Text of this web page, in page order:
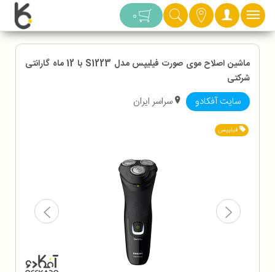
دسته بندی 0
ماشین اصلاح موی صورت فیلیپس مدل S1223 با 12 ماه گارانتی
شرکتی
سایت آفکادو سراسر ایران
فیلیپس